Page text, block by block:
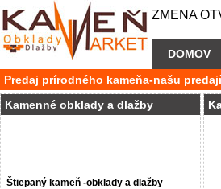
ZMENA
DOMOV
Predaj prírodného kameňa-našu
Kamenné obklady a dlažby
Štiepaný kameň -obklady a dlažby